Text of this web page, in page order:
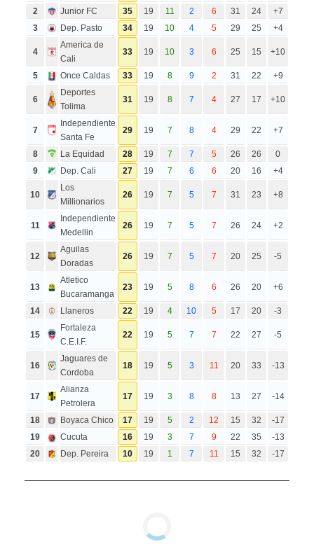
2 Junior FC 35 19 11 2 6 31 24
+7
3
Dep. Pasto 34 19 10 4 5 29 25 +4
4
America de
Cali
33 19 10 3 6 25 15 +10
5 Once Caldas 33 19 8 9 2 31 22 +9
6
Deportes
Tolima
31 19 8 7 4 27 17 +10
7
Independiente
Santa Fe
29 19 7 8 4 29 22 +7
8 La Equidad 28 19 7 7 5 26 26
0
9
Dep. Cali 27 19 7 6 6 20 16 +4
10
Los
Millionarios
26 19 7 5 7 31 23 +8
11
Independiente
Medellin
26 19 7 5 7 26 24 +2
12
Aguilas
Doradas
26 19 7 5 7 20 25 -5
13
Atletico
Bucaramanga
23 19 5 8 6 26 20 +6
14 Llaneros 22 19 4 10 5 17 20 -3
15
Fortaleza
C.E.I.F.
22 19 5 7 7 22 27 -5
16
Jaguares de
Cordoba
18 19 5 3 11 20 33 -13
17
Alianza
Petrolera
17 19 3 8 8 13 27 -14
18 Boyaca Chico 17 19 5 2 12 15 32
-17
19
Cucuta 16 19 3 7 9 22 35
-13
20
Dep. Pereira 10 19 1 7 11 15 32 -17